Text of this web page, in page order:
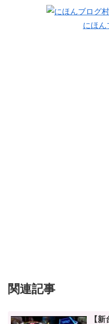
にほん
関連記事
【